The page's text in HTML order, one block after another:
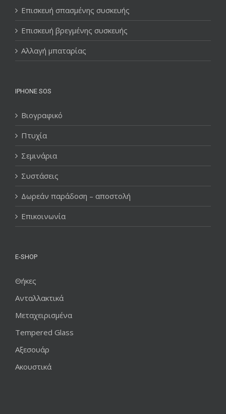
Επισκευή σπασμένης συσκευής
Επισκευή βρεγμένης συσκευής
Αλλαγή μπαταρίας
IPHONE SOS
Βιογραφικό
Πτυχία
Σεμινάρια
Συστάσεις
Δωρεάν παράδοση – αποστολή
Επικοινωνία
E-SHOP
Θήκες
Ανταλλακτικά
Μεταχειρισμένα
Tempered Glass
Αξεσουάρ
Ακουστικά